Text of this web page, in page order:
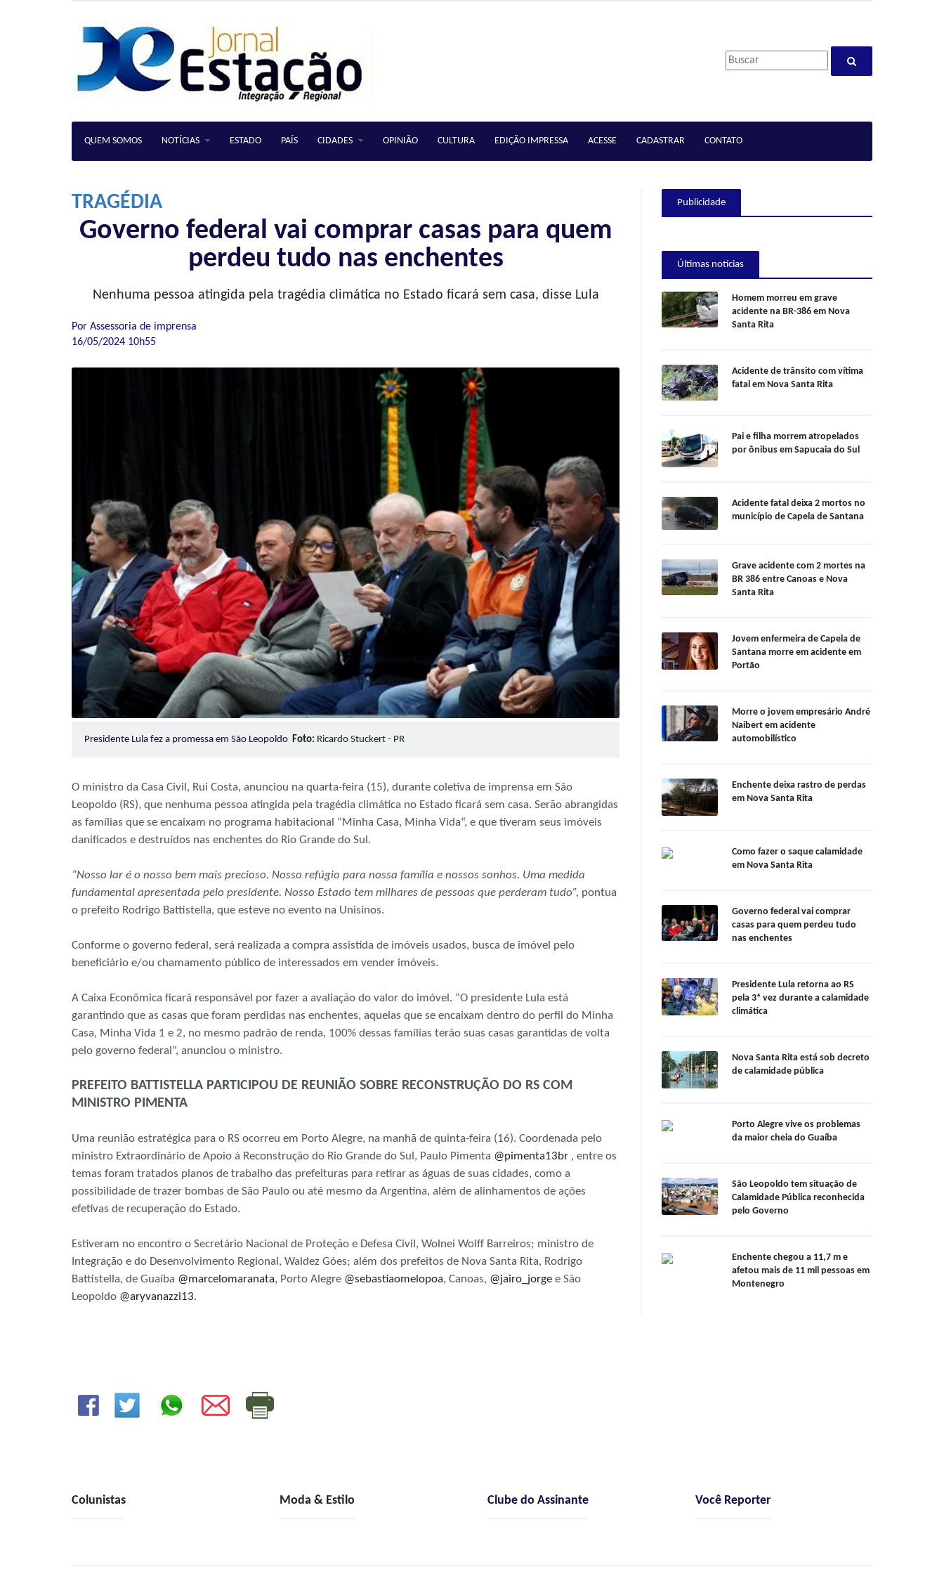
QUEM SOMOS NOTÍCIAS ESTADO PAÍS CIDADES OPINIÃO CULTURA EDIÇÃO IMPRESSA ACESSE CADASTRAR CONTATO
TRAGÉDIA
Governo federal vai comprar casas para quem
perdeu tudo nas enchentes
Nenhuma pessoa atingida pela tragédia climática no Estado ficará sem casa, disse Lula
Por Assessoria de imprensa
16/05/2024 10h55
Presidente Lula fez a promessa em São Leopoldo Foto: Ricardo Stuckert - PR
O ministro da Casa Civil, Rui Costa, anunciou na quarta-feira (15), durante coletiva de imprensa em São
Leopoldo (RS), que nenhuma pessoa atingida pela tragédia climática no Estado ficará sem casa. Serão abrangidas
as famílias que se encaixam no programa habitacional “Minha Casa, Minha Vida“, e que tiveram seus imóveis
danificados e destruídos nas enchentes do Rio Grande do Sul.
“Nosso lar é o nosso bem mais precioso. Nosso refúgio para nossa família e nossos sonhos. Uma medida
fundamental apresentada pelo presidente. Nosso Estado tem milhares de pessoas que perderam tudo”, pontua
o prefeito Rodrigo Battistella, que esteve no evento na Unisinos.
Conforme o governo federal, será realizada a compra assistida de imóveis usados, busca de imóvel pelo
beneficiário e/ou chamamento público de interessados em vender imóveis.
A Caixa Econômica ficará responsável por fazer a avaliação do valor do imóvel. “O presidente Lula está
garantindo que as casas que foram perdidas nas enchentes, aquelas que se encaixam dentro do perfil do Minha
Casa, Minha Vida 1 e 2, no mesmo padrão de renda, 100% dessas famílias terão suas casas garantidas de volta
pelo governo federal”, anunciou o ministro.
PREFEITO BATTISTELLA PARTICIPOU DE REUNIÃO SOBRE RECONSTRUÇÃO DO RS COM
MINISTRO PIMENTA
Uma reunião estratégica para o RS ocorreu em Porto Alegre, na manhã de quinta-feira (16). Coordenada pelo
ministro Extraordinário de Apoio à Reconstrução do Rio Grande do Sul, Paulo Pimenta @pimenta13br , entre os
temas foram tratados planos de trabalho das prefeituras para retirar as águas de suas cidades, como a
possibilidade de trazer bombas de São Paulo ou até mesmo da Argentina, além de alinhamentos de ações
efetivas de recuperação do Estado.
Estiveram no encontro o Secretário Nacional de Proteção e Defesa Civil, Wolnei Wolff Barreiros; ministro de
Integração e do Desenvolvimento Regional, Waldez Góes; além dos prefeitos de Nova Santa Rita, Rodrigo
Battistella, de Guaíba @marcelomaranata, Porto Alegre @sebastiaomelopoa, Canoas, @jairo_jorge e São
Leopoldo @aryvanazzi13.
Publicidade
Últimas notícias
Homem morreu em grave
acidente na BR-386 em Nova
Santa Rita
Acidente de trânsito com vítima
fatal em Nova Santa Rita
Pai e filha morrem atropelados
por ônibus em Sapucaia do Sul
Acidente fatal deixa 2 mortos no
município de Capela de Santana
Grave acidente com 2 mortes na
BR 386 entre Canoas e Nova
Santa Rita
Jovem enfermeira de Capela de
Santana morre em acidente em
Portão
Morre o jovem empresário André
Naibert em acidente
automobilístico
Enchente deixa rastro de perdas
em Nova Santa Rita
Como fazer o saque calamidade
em Nova Santa Rita
Governo federal vai comprar
casas para quem perdeu tudo
nas enchentes
Presidente Lula retorna ao RS
pela 3ª vez durante a calamidade
climática
Nova Santa Rita está sob decreto
de calamidade pública
Porto Alegre vive os problemas
da maior cheia do Guaíba
São Leopoldo tem situação de
Calamidade Pública reconhecida
pelo Governo
Enchente chegou a 11,7 m e
afetou mais de 11 mil pessoas em
Montenegro
Colunistas Moda & Estilo Clube do Assinante Você Reporter